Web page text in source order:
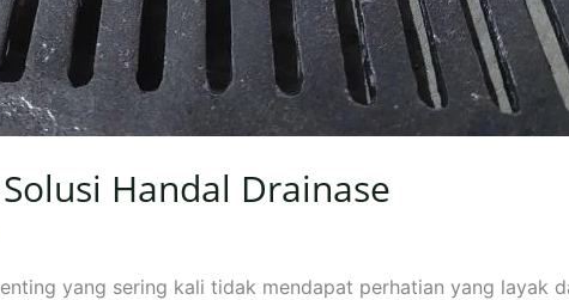
Handal Drainase
yang sering kali tidak mendapat perhatian yang layak